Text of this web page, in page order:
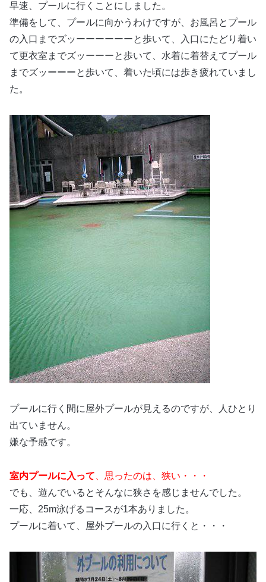
早速、プールに行くことにしました。
準備をして、プールに向かうわけですが、お風呂とプール
の入口までズッーーーーーーと歩いて、入口にたどり着い
て更衣室までズッーーーと歩いて、水着に着替えてプール
までズッーーーと歩いて、着いた頃には歩き疲れていまし
た。
プールに行く間に屋外プールが見えるのですが、人ひとり
出ていません。
嫌な予感です。
室内プールに入って 、思ったのは、狭い・・・
でも、遊んでいるとそんなに狭さを感じませんでした。
一応、25m泳げるコースが1本ありました。
プールに着いて、屋外プールの入口に行くと・・・